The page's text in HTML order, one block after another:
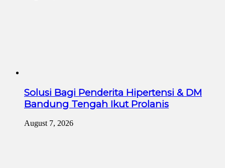
Solusi Bagi Penderita Hipertensi & DM
Bandung Tengah Ikut Prolanis
August 7, 2026